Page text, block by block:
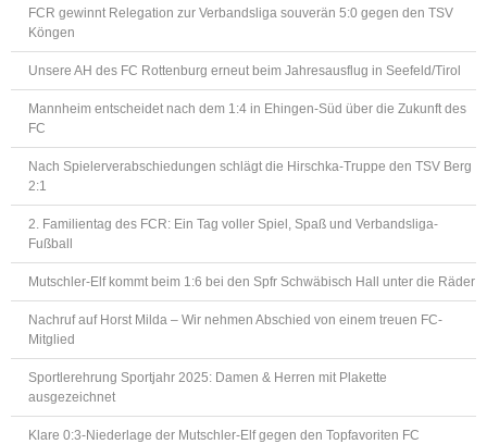
FCR gewinnt Relegation zur Verbandsliga souverän 5:0 gegen den TSV
Köngen
Unsere AH des FC Rottenburg erneut beim Jahresausflug in Seefeld/Tirol
Mannheim entscheidet nach dem 1:4 in Ehingen-Süd über die Zukunft des
FC
Nach Spielerverabschiedungen schlägt die Hirschka-Truppe den TSV Berg
2:1
2. Familientag des FCR: Ein Tag voller Spiel, Spaß und Verbandsliga-
Fußball
Mutschler-Elf kommt beim 1:6 bei den Spfr Schwäbisch Hall unter die Räder
Nachruf auf Horst Milda – Wir nehmen Abschied von einem treuen FC-
Mitglied
Sportlerehrung Sportjahr 2025: Damen & Herren mit Plakette
ausgezeichnet
Klare 0:3-Niederlage der Mutschler-Elf gegen den Topfavoriten FC